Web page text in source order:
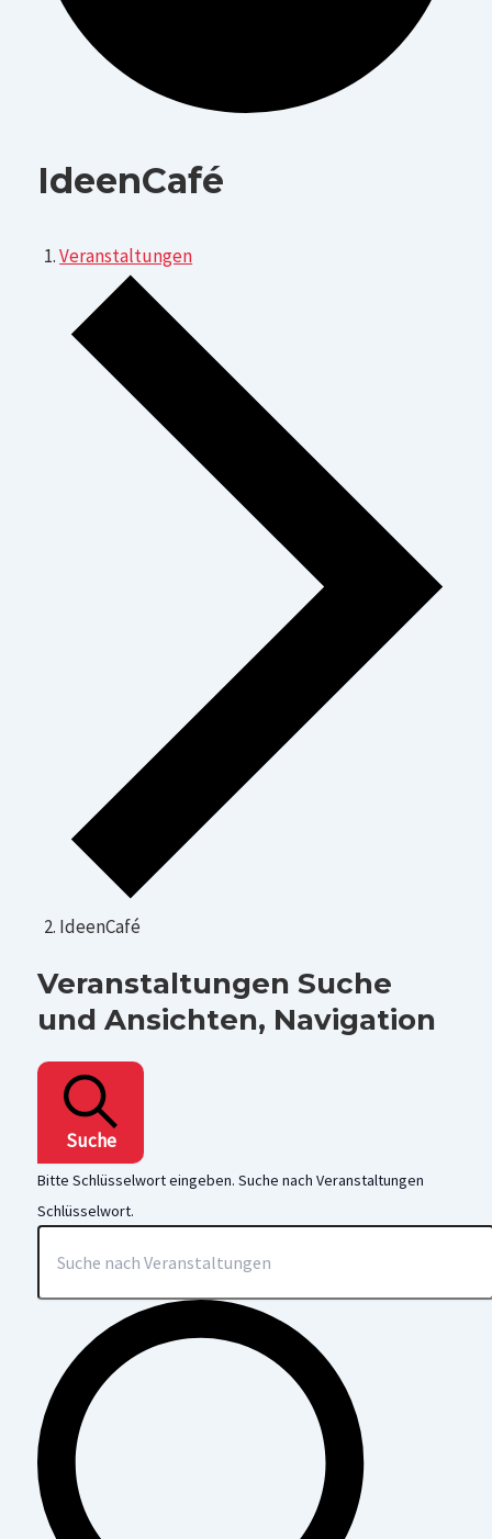
IdeenCafé
Veranstaltungen
IdeenCafé
Veranstaltungen
Veranstaltungen Suche
und Ansichten, Navigation
Suche
Bitte Schlüsselwort eingeben. Suche nach Veranstaltungen
Schlüsselwort.